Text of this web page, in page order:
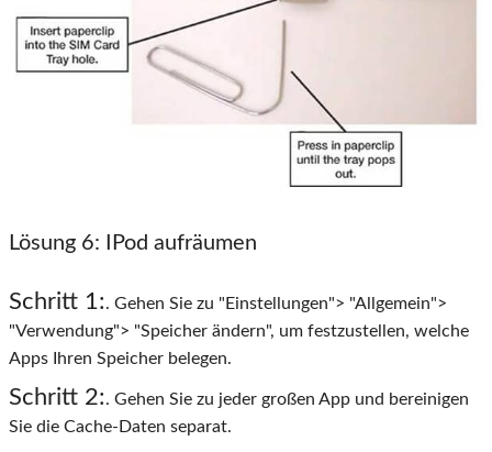
Lösung 6: IPod aufräumen
Schritt 1:. Gehen Sie zu "Einstellungen"> "Allgemein">
"Verwendung"> "Speicher ändern", um festzustellen, welche
Apps Ihren Speicher belegen.
Schritt 2:. Gehen Sie zu jeder großen App und bereinigen
Sie die Cache-Daten separat.